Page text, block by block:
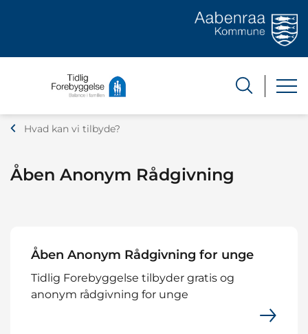
Hvad kan vi tilbyde?
Åben Anonym Rådgivning
Åben Anonym Rådgivning for unge
Tidlig Forebyggelse tilbyder gratis og
anonym rådgivning for unge